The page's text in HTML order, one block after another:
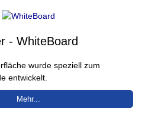
- WhiteBoard
wurde speziell zum
entwickelt.
Mehr...